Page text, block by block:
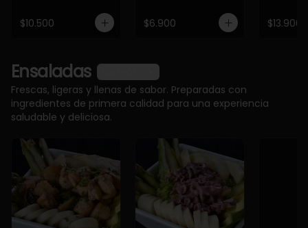
$10.500 $6.900 $13.900
Ensaladas
Frescas, ligeras y llenas de sabor. Preparadas con
ingredientes de primera calidad para una experiencia
saludable y deliciosa.